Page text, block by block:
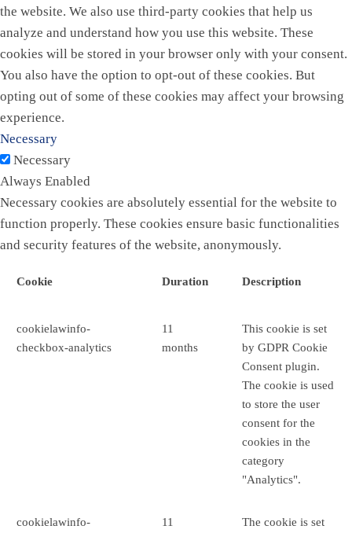
the website. We also use third-party cookies that help us
analyze and understand how you use this website. These
cookies will be stored in your browser only with your consent.
You also have the option to opt-out of these cookies. But
opting out of some of these cookies may affect your browsing
experience.
Necessary
Necessary
Always Enabled
Necessary cookies are absolutely essential for the website to
function properly. These cookies ensure basic functionalities
and security features of the website, anonymously.
Cookie Duration Description
cookielawinfo-
checkbox-analytics
11
months
This cookie is set
by GDPR Cookie
Consent plugin.
The cookie is used
to store the user
consent for the
cookies in the
category
"Analytics".
cookielawinfo-
11
The cookie is set